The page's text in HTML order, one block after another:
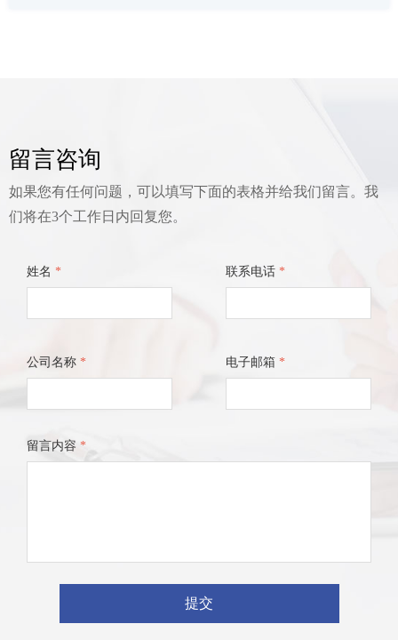
留言咨询
如果您有任何问题，可以填写下面的表格并给我们留言。我
们将在3个工作日内回复您。
姓名 * 联系电话 *
公司名称 * 电子邮箱 *
留言内容 *
提交